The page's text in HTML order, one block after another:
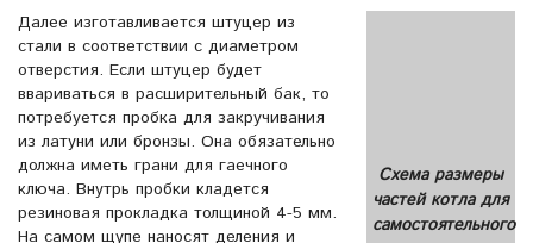
Схема размеры
частей котла для
самостоятельного
Далее изготавливается штуцер из
стали в соответствии с диаметром
отверстия. Если штуцер будет
ввариваться в расширительный бак, то
потребуется пробка для закручивания
из латуни или бронзы. Она обязательно
должна иметь грани для гаечного
ключа. Внутрь пробки кладется
резиновая прокладка толщиной 4-5 мм.
На самом щупе наносят деления и